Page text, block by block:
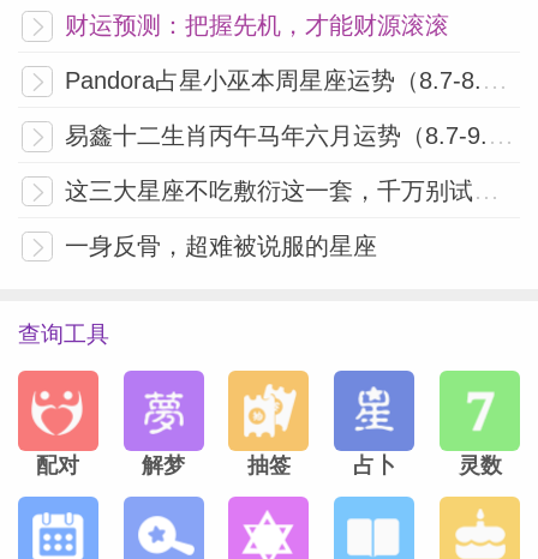
生，此刻的言语应当彰显你内在成长的轨
迹。
摩羯座
务将重启流动。过去五个月里，你或许重新
此刻你已蓄势待发，准备做出持久改变。新
的收入来源、优先事项的调整，或对自身价
值更深刻的认知都可能浮现。无论如何，你
与物质财富的关系正在转变，提醒你：它们
不应成为束缚你的枷锁。
财运预测：把握先机，才能财源滚滚
Pandora占星小巫本周星座运势（8.7-8.13）
易鑫十二生肖丙午马年六月运势（8.7-9.6）
这三大星座不吃敷衍这一套，千万别试探！
一身反骨，超难被说服的星座
查询工具
配对 解梦 抽签 占卜 灵数